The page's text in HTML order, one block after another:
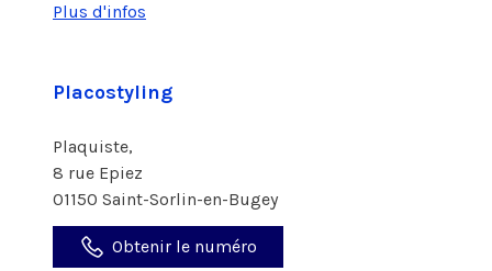
Plus d'infos
Placostyling
Plaquiste,
8 rue Epiez
01150 Saint-Sorlin-en-Bugey
Obtenir le numéro